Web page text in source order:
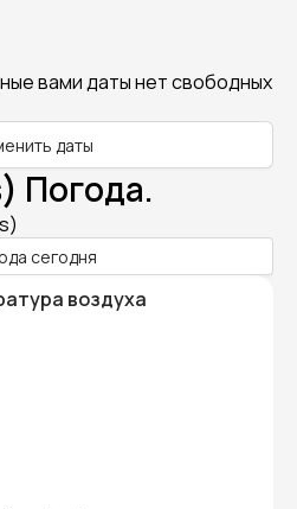
вами даты нет свободных
даты
Погода.
сегодня
воздуха